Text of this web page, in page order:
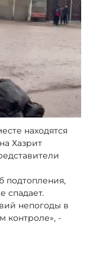
находятся
Хазрит
подтопления,
спадает.
непогоды в
контроле», -